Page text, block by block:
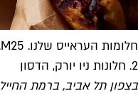
חלומות העראייס שלנו. M25. צילום: מתוך עמוד הוולט של M25
2. חלונות ניו יורק, הדסון
בצפון תל אביב, ברמת החייל